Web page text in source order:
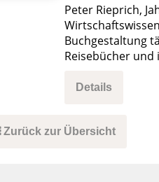
Peter Rieprich,
Buchgestaltung
Reisebücher
Details
Zurück zur Übersicht